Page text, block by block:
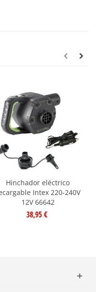
Hinchador eléctrico
Intex 220-240V
12V 66642
38,95 €